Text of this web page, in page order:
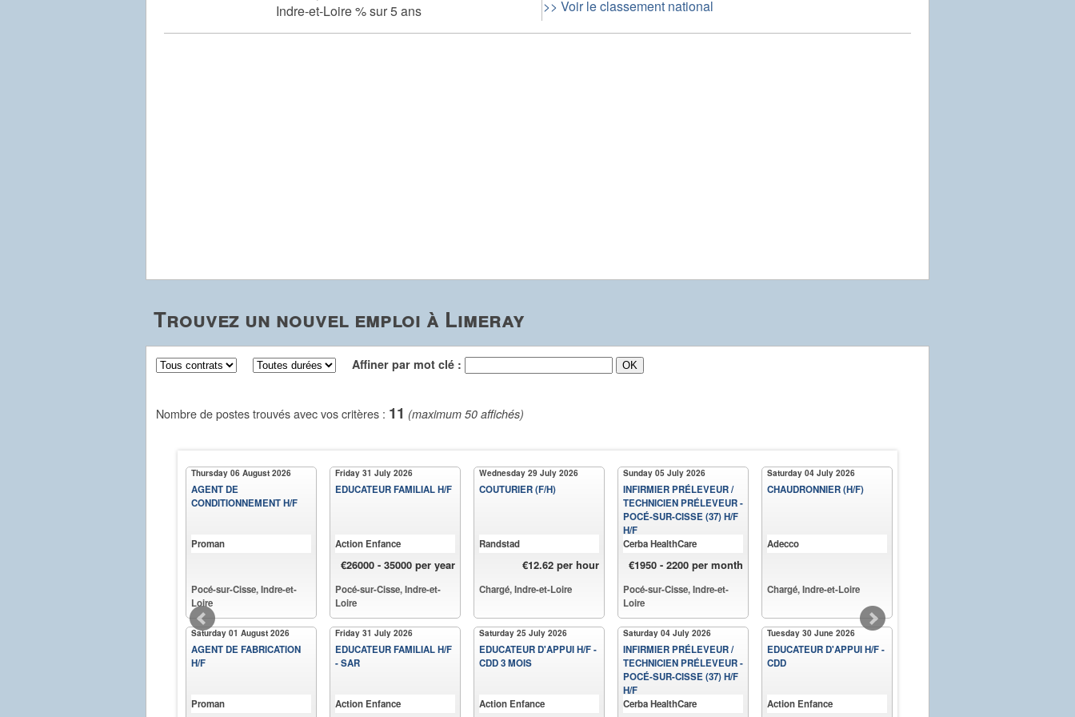
Indre-et-Loire % sur 5 ans
>> Voir le classement national
Trouvez un nouvel emploi à Limeray
Affiner par mot clé :
Nombre de postes trouvés avec vos critères : 11 (maximum 50 affichés)
Thursday 06 August 2026
AGENT DE
CONDITIONNEMENT H/F
Proman
Pocé-sur-Cisse, Indre-et-
Loire
Saturday 01 August 2026
AGENT DE FABRICATION
H/F
Proman
Friday 31 July 2026
EDUCATEUR FAMILIAL H/F
Action Enfance
€26000 - 35000 per year
Pocé-sur-Cisse, Indre-et-
Loire
Friday 31 July 2026
EDUCATEUR FAMILIAL H/F
- SAR
Action Enfance
Wednesday 29 July 2026
COUTURIER (F/H)
Randstad
€12.62 per hour
Chargé, Indre-et-Loire
Saturday 25 July 2026
EDUCATEUR D'APPUI H/F -
CDD 3 MOIS
Action Enfance
Sunday 05 July 2026
INFIRMIER PRÉLEVEUR /
TECHNICIEN PRÉLEVEUR -
POCÉ-SUR-CISSE (37) H/F
H/F
Cerba HealthCare
€1950 - 2200 per month
Pocé-sur-Cisse, Indre-et-
Loire
Saturday 04 July 2026
INFIRMIER PRÉLEVEUR /
TECHNICIEN PRÉLEVEUR -
POCÉ-SUR-CISSE (37) H/F
H/F
Cerba HealthCare
Saturday 04 July 2026
CHAUDRONNIER (H/F)
Adecco
Chargé, Indre-et-Loire
Tuesday 30 June 2026
EDUCATEUR D'APPUI H/F -
CDD
Action Enfance